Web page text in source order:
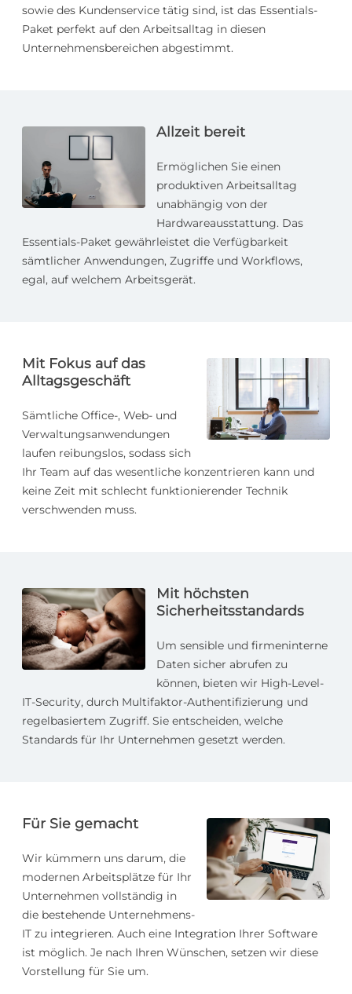
sowie des Kundenservice tätig sind, ist das Essentials-
Paket perfekt auf den Arbeitsalltag in diesen
Unternehmensbereichen abgestimmt.
Allzeit bereit
Ermöglichen Sie einen
produktiven Arbeitsalltag
unabhängig von der
Hardwareausstattung. Das
Essentials-Paket gewährleistet die Verfügbarkeit
sämtlicher Anwendungen, Zugriffe und Workflows,
egal, auf welchem Arbeitsgerät.
Mit Fokus auf das
Alltagsgeschäft
Sämtliche Office-, Web- und
Verwaltungsanwendungen
laufen reibungslos, sodass sich
Ihr Team auf das wesentliche konzentrieren kann und
keine Zeit mit schlecht funktionierender Technik
verschwenden muss.
Mit höchsten
Sicherheits­standards
Um sensible und firmeninterne
Daten sicher abrufen zu
können, bieten wir High-Level-
IT-Security, durch Multifaktor-Authentifizierung und
regelbasiertem Zugriff. Sie entscheiden, welche
Standards für Ihr Unternehmen gesetzt werden.
Für Sie gemacht
Wir kümmern uns darum, die
modernen Arbeitsplätze für Ihr
Unternehmen vollständig in
die bestehende Unternehmens-
IT zu integrieren. Auch eine Integration Ihrer Software
ist möglich. Je nach Ihren Wünschen, setzen wir diese
Vorstellung für Sie um.